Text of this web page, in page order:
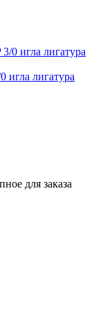
игла лигатура
для заказа